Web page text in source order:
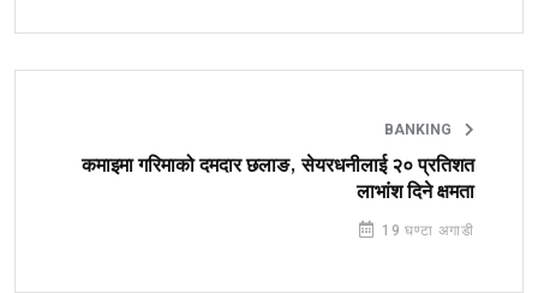
BANKING
कमाइमा गरिमाको दमदार छलाङ, सेयरधनीलाई २० प्रतिशत
लाभांश दिने क्षमता
19 घण्टा अगाडी